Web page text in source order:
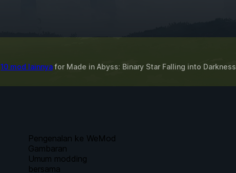
10 mod lainnyafor Made in Abyss: Binary Star Falling into Darkness
Pengenalan ke WeMod
Gambaran
Umum modding
bersama